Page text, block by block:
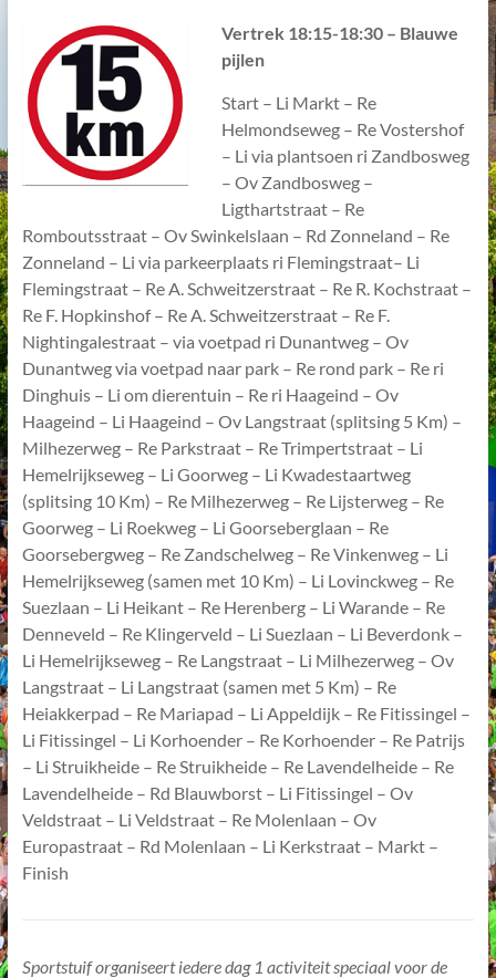
Vertrek 18:15-18:30 – Blauwe
pijlen
Start – Li Markt – Re
Helmondseweg – Re Vostershof
– Li via plantsoen ri Zandbosweg
– Ov Zandbosweg –
Ligthartstraat – Re
Romboutsstraat – Ov Swinkelslaan – Rd Zonneland – Re
Zonneland – Li via parkeerplaats ri Flemingstraat– Li
Flemingstraat – Re A. Schweitzerstraat – Re R. Kochstraat –
Re F. Hopkinshof – Re A. Schweitzerstraat – Re F.
Nightingalestraat – via voetpad ri Dunantweg – Ov
Dunantweg via voetpad naar park – Re rond park – Re ri
Dinghuis – Li om dierentuin – Re ri Haageind – Ov
Haageind – Li Haageind – Ov Langstraat (splitsing 5 Km) –
Milhezerweg – Re Parkstraat – Re Trimpertstraat – Li
Hemelrijkseweg – Li Goorweg – Li Kwadestaartweg
(splitsing 10 Km) – Re Milhezerweg – Re Lijsterweg – Re
Goorweg – Li Roekweg – Li Goorseberglaan – Re
Goorsebergweg – Re Zandschelweg – Re Vinkenweg – Li
Hemelrijkseweg (samen met 10 Km) – Li Lovinckweg – Re
Suezlaan – Li Heikant – Re Herenberg – Li Warande – Re
Denneveld – Re Klingerveld – Li Suezlaan – Li Beverdonk –
Li Hemelrijkseweg – Re Langstraat – Li Milhezerweg – Ov
Langstraat – Li Langstraat (samen met 5 Km) – Re
Heiakkerpad – Re Mariapad – Li Appeldijk – Re Fitissingel –
Li Fitissingel – Li Korhoender – Re Korhoender – Re Patrijs
– Li Struikheide – Re Struikheide – Re Lavendelheide – Re
Lavendelheide – Rd Blauwborst – Li Fitissingel – Ov
Veldstraat – Li Veldstraat – Re Molenlaan – Ov
Europastraat – Rd Molenlaan – Li Kerkstraat – Markt –
Finish
Sportstuif organiseert iedere dag 1 activiteit speciaal voor de